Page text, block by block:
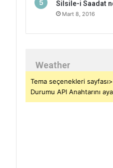
Silsile-i Saadat
Mart 8, 2016
Weather
Tema seçenekleri
Durumu API Anahtarını